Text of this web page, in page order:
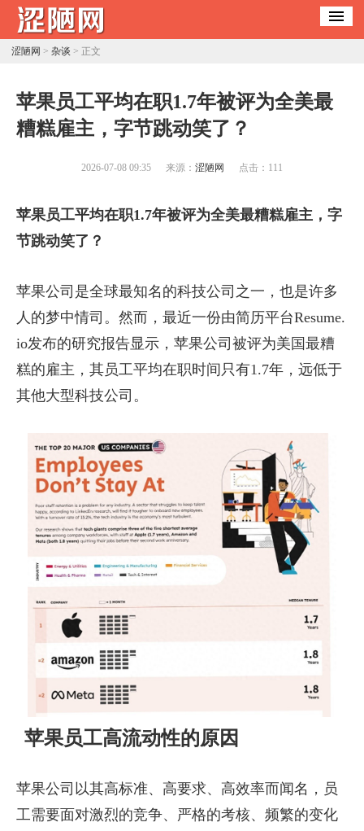
涩陋网 > 杂谈 > 正文
​苹果员工平均在职1.7年被评为全美最
糟糕雇主，字节跳动笑了？
2026-07-08 09:35 来源： 涩陋网 点击： 111
苹果员工平均在职1.7年被评为全美最糟糕雇主，字
节跳动笑了？
苹果公司是全球最知名的科技公司之一，也是许多
人的梦中情司。然而，最近一份由简历平台Resume.
io发布的研究报告显示，苹果公司被评为美国最糟
糕的雇主，其员工平均在职时间只有1.7年，远低于
其他大型科技公司。
苹果员工高流动性的原因
苹果公司以其高标准、高要求、高效率而闻名，员
工需要面对激烈的竞争、严格的考核、频繁的变化